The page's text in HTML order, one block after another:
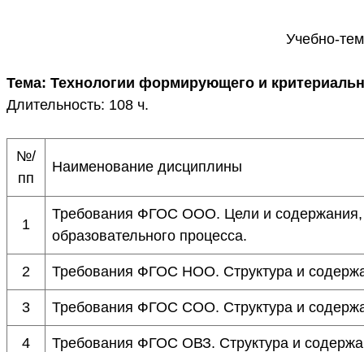
Учебно-
Тема: Технологии формирующего и
Длительность: 108 ч.
№/
пп
Наименование дисциплины
1
Требования ФГОС ООО. Цели и содержания,
образовательного процесса.
2 Требования ФГОС НОО. Структура и
3 Требования ФГОС СОО. Структура и
4 Требования ФГОС ОВЗ. Структура и